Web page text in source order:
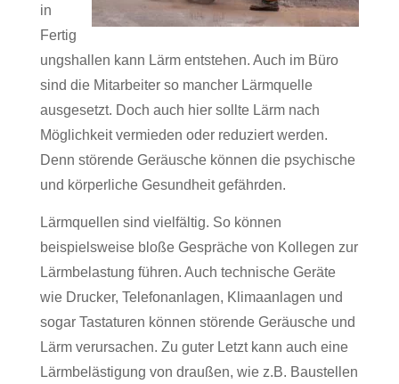
in
Fertig
ungshallen kann Lärm entstehen. Auch im Büro
sind die Mitarbeiter so mancher Lärmquelle
ausgesetzt. Doch auch hier sollte Lärm nach
Möglichkeit vermieden oder reduziert werden.
Denn störende Geräusche können die psychische
und körperliche Gesundheit gefährden.
Lärmquellen sind vielfältig. So können
beispielsweise bloße Gespräche von Kollegen zur
Lärmbelastung führen. Auch technische Geräte
wie Drucker, Telefonanlagen, Klimaanlagen und
sogar Tastaturen können störende Geräusche und
Lärm verursachen. Zu guter Letzt kann auch eine
Lärmbelästigung von draußen, wie z.B. Baustellen